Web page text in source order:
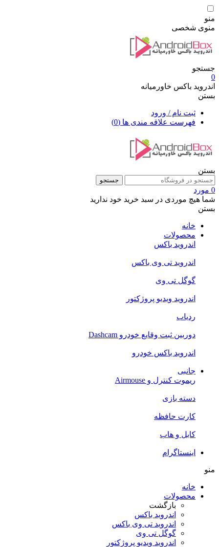
منو
منوی شخصی
جستجو
0
اندروید باکس خاورمیانه
بستن
ثبت نام / ورود
فهرست علاقه مندی ها (0)
بستن
جستجو
0 مورد
شما هیچ موردی در سبد خرید خود ندارید
بستن
خانه
محصولات
اندروید باکس
اندروید تی‌ وی باکس
گوگل تی وی
اندروید ویدیو پروژکتور
ردیاب
دوربین ثبت وقایع خودرو Dashcam
اندروید باکس خودرو
جانبی
ریموت کنترل و Airmouse
دسته بازی
کارت حافظه
کابل و هاب
اینستاگرام
منو
خانه
محصولات
بازگشت
اندروید باکس
اندروید تی‌ وی باکس
گوگل تی وی
اندروید ویدیو پروژکتور